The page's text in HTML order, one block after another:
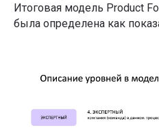
Итоговая модель Product
была определена как